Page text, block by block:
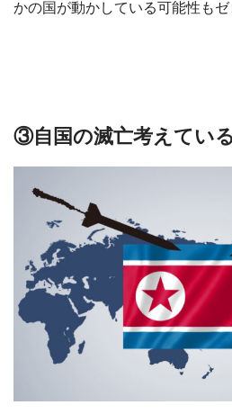
かの国が動かしている可能性もゼ
③自国の滅亡考えている